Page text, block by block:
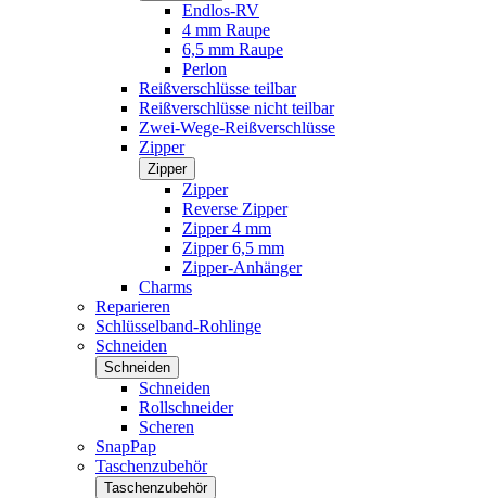
Endlos-RV
4 mm Raupe
6,5 mm Raupe
Perlon
Reißverschlüsse teilbar
Reißverschlüsse nicht teilbar
Zwei-Wege-Reißverschlüsse
Zipper
Zipper
Zipper
Reverse Zipper
Zipper 4 mm
Zipper 6,5 mm
Zipper-Anhänger
Charms
Reparieren
Schlüsselband-Rohlinge
Schneiden
Schneiden
Schneiden
Rollschneider
Scheren
SnapPap
Taschenzubehör
Taschenzubehör